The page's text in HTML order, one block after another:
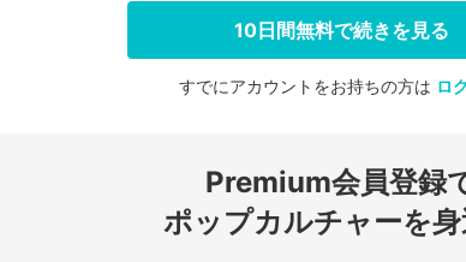
ログインする
10日間無料で続きを見る
すでにアカウントをお持ちの方は ロ
Premium会員登録
ポップカルチャーを身